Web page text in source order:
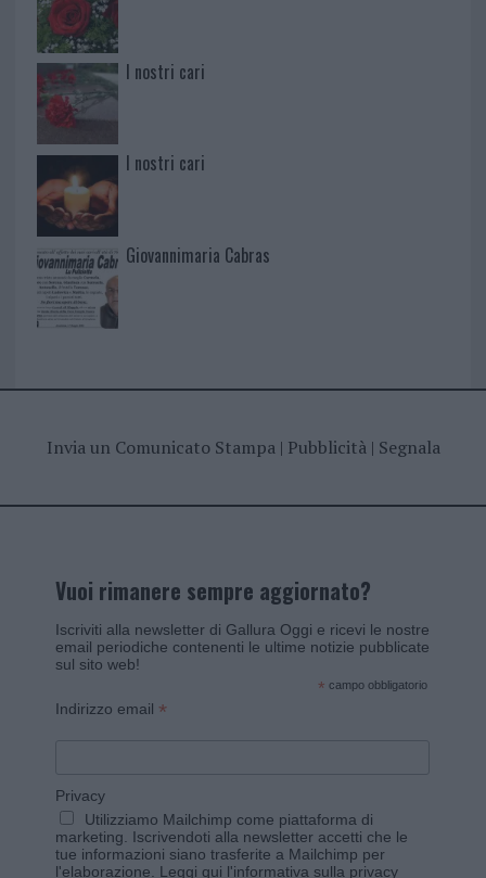
I nostri cari
I nostri cari
Giovannimaria Cabras
Invia un Comunicato Stampa| Pubblicità| Segnala
Vuoi rimanere sempre aggiornato?
Iscriviti alla newsletter di Gallura Oggi e ricevi le nostre
email periodiche contenenti le ultime notizie pubblicate
sul sito web!
* campo obbligatorio
Indirizzo email *
Privacy
Utilizziamo Mailchimp come piattaforma di
marketing. Iscrivendoti alla newsletter accetti che le
tue informazioni siano trasferite a Mailchimp per
l'elaborazione. Leggi qui l'informativa sulla privacy